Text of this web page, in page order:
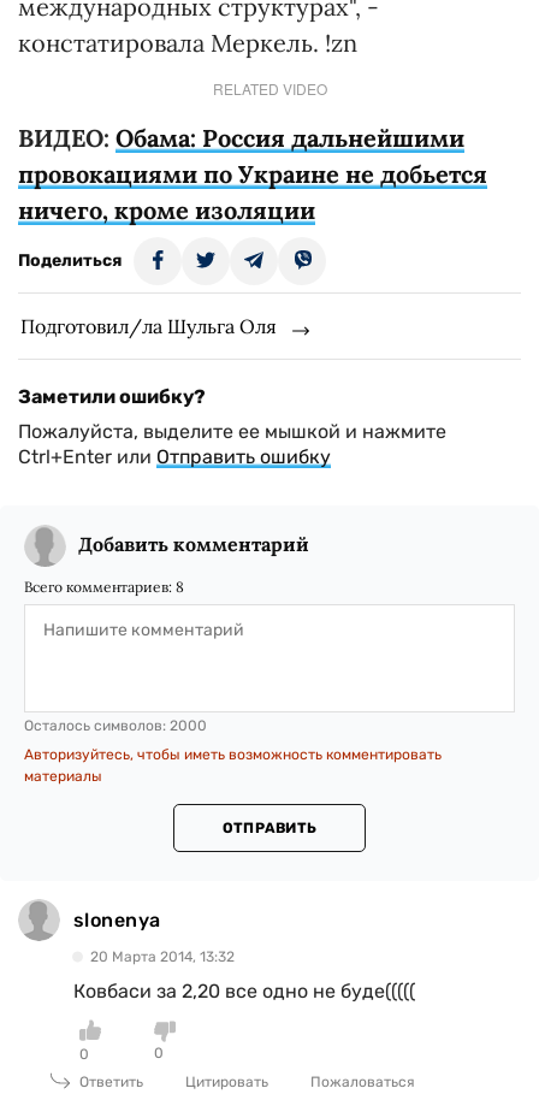
международных структурах", -
констатировала Меркель. !zn
RELATED VIDEO
ВИДЕО: Обама: Россия дальнейшими
провокациями по Украине не добьется
ничего, кроме изоляции
Поделиться
Подготовил/ла Шульга Оля
Заметили ошибку?
Пожалуйста, выделите ее мышкой и нажмите
Ctrl+Enter или Отправить ошибку
Добавить комментарий
Всего комментариев: 8
Осталось символов: 2000
Авторизуйтесь, чтобы иметь возможность комментировать
материалы
ОТПРАВИТЬ
slonenya
20 Марта 2014, 13:32
Ковбаси за 2,20 все одно не буде(((((
0
0
Ответить
Цитировать Пожаловаться